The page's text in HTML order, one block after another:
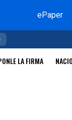
ePaper
LA FIRMA